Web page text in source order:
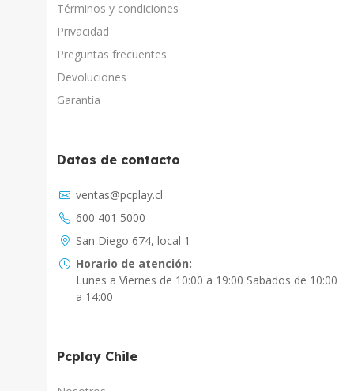
Términos y condiciones
Privacidad
Preguntas frecuentes
Devoluciones
Garantía
Datos de contacto
ventas@pcplay.cl
600 401 5000
San Diego 674, local 1
Horario de atención:
Lunes a Viernes de 10:00 a 19:00 Sabados de 10:00
a 14:00
Pcplay Chile
Chat con IA
PcPlay Santiago / Web
Hola soy Freddy, en que puedo ayudarte...
PcPlay Santiago / Tienda
PCPlay Osorno